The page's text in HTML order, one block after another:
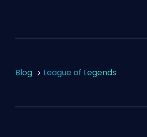
Blog League of Legends